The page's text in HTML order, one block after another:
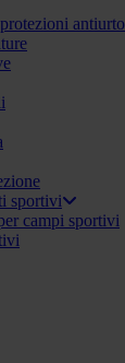
antiurto
sportivi
campi sportivi